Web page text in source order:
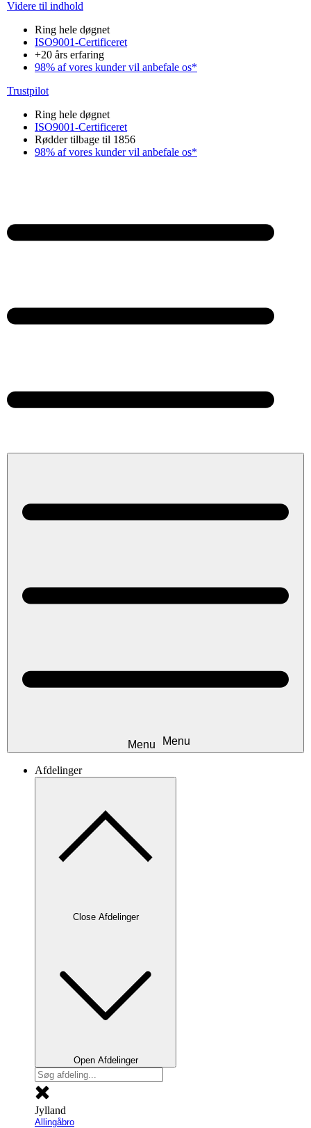
Videre til indhold
Ring hele døgnet
ISO9001-Certificeret
+20 års erfaring
98% af vores kunder vil anbefale os*
Trustpilot
Ring hele døgnet
ISO9001-Certificeret
Rødder tilbage til 1856
98% af vores kunder vil anbefale os*
Afdelinger
Close Afdelinger
Open Afdelinger
Jylland
Allingåbro